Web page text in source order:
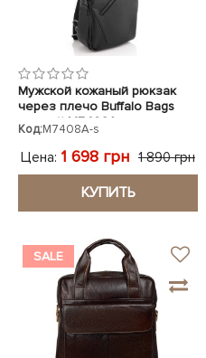
Мужской кожаный рюкзак
через плечо Buffalo Bags
черный M7408A
Код:M7408A-s
Цена: 1 698 грн 1 890 грн
КУПИТЬ
SALE